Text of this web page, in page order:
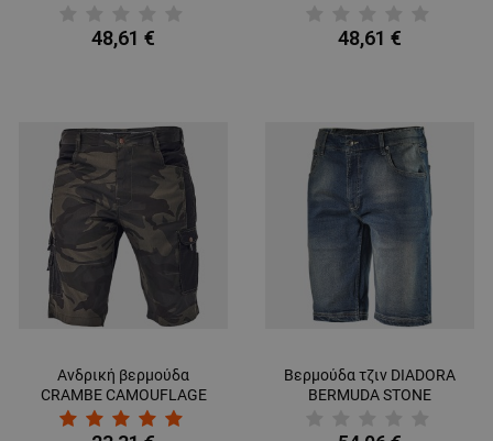
48,61 € 48,61 €
Ανδρική βερμούδα
CRAMBE CAMOUFLAGE
Βερμούδα τζιν DIADORA
BERMUDA STONE